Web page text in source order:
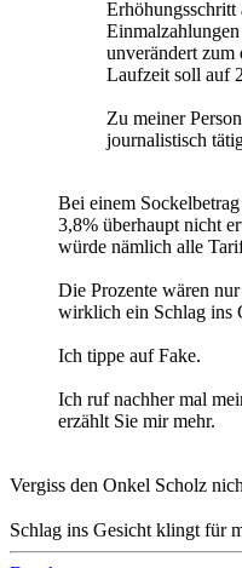
unverändert zum
Laufzeit soll auf
Zu meiner
journalistisch
Bei einem
3,8% überhaupt nicht
würde nämlich alle
Die Prozente wären
wirklich ein Schlag ins
Ich tippe auf Fake.
Ich ruf nachher mal
erzählt Sie mir mehr.
Vergiss den Onkel Scholz
Schlag ins Gesicht klingt für